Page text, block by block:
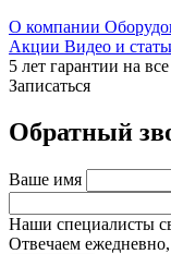
О компании
Акции Видео и
5 лет гарантии на
Записаться
Обратный
Ваше имя
Наши специалисты
Отвечаем